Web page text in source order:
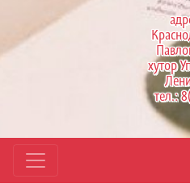
хутор
тел.: